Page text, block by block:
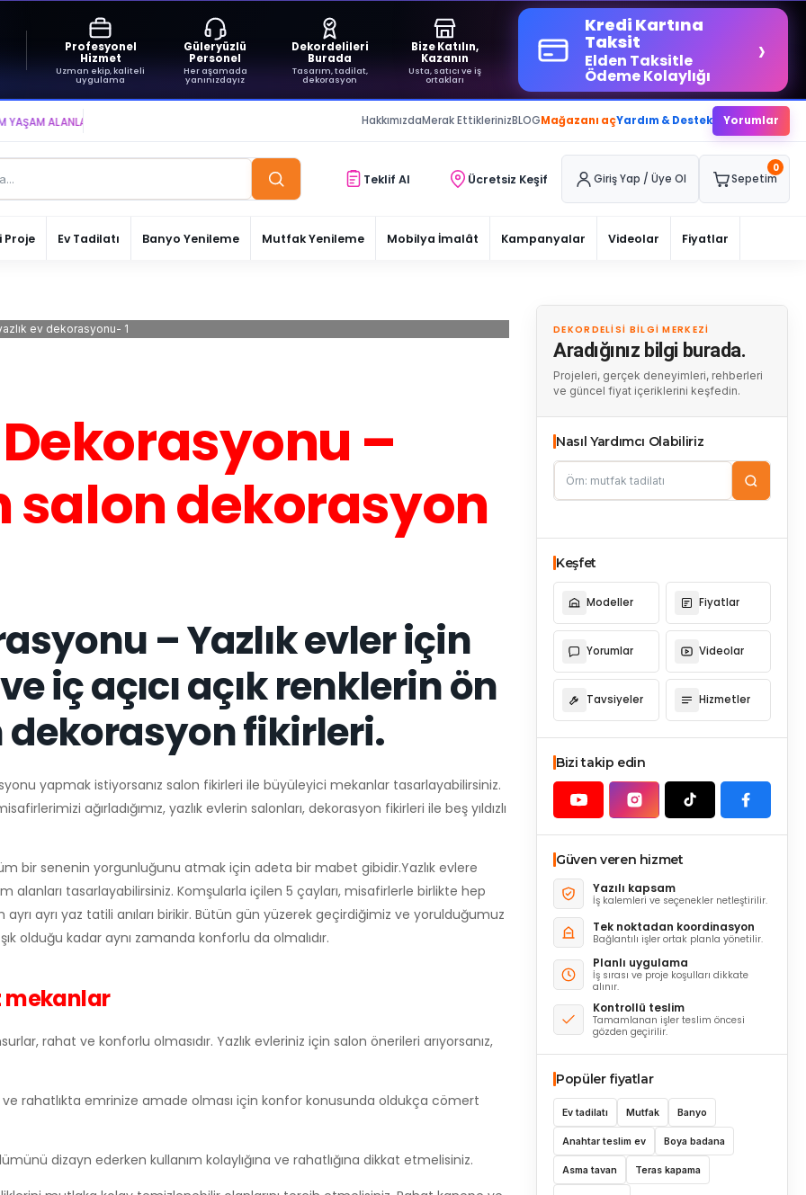
Profesyonel
Hizmet
Uzman ekip, kaliteli
uygulama
Güleryüzlü
Personel
Her aşamada
yanınızdayız
Dekordelileri
Burada
Tasarım, tadilat,
dekorasyon
Bize Katılın,
Kazanın
Usta, satıcı ve iş
ortakları
Kredi Kartına
Taksit
Elden Taksitle
Ödeme Kolaylığı
›
ALANLARI YARATIYOR VE YAŞATIYORUZ ● BİZİMLE DAİMA KÂRDASINIZ...HakkımızdaMerak EttiklerinizBLOGMağazanı açYardım & Destek Yorumlar
Teklif Al Ücretsiz Keşif Giriş Yap / Üye Ol
0
Sepetim
Proje Ev Tadilatı Banyo Yenileme Mutfak Yenileme Mobilya İmalât Kampanyalar Videolar Fiyatlar
DEKORDELISI BILGI MERKEZI
Aradığınız bilgi burada.
Projeleri, gerçek deneyimleri, rehberleri
ve güncel fiyat içeriklerini keşfedin.
Nasıl Yardımcı Olabiliriz
Keşfet
Modeller Fiyatlar
Yorumlar Videolar
Tavsiyeler Hizmetler
Bizi takip edin
Güven veren hizmet
Yazılı kapsam
İş kalemleri ve seçenekler netleştirilir.
Tek noktadan koordinasyon
Bağlantılı işler ortak planla yönetilir.
Planlı uygulama
İş sırası ve proje koşulları dikkate
alınır.
Kontrollü teslim
Tamamlanan işler teslim öncesi
gözden geçirilir.
Popüler fiyatlar
Ev tadilatı Mutfak Banyo
Anahtar teslim ev Boya badana
Asma tavan Teras kapama
ev dekorasyonu- 1
Dekorasyonu –
salon dekorasyon
– Yazlık evler için
iç açıcı açık renklerin ön
fikirleri.
yapmak istiyorsanız salon fikirleri ile büyüleyici mekanlar tasarlayabilirsiniz.
ağırladığımız, yazlık evlerin salonları, dekorasyon fikirleri ile beş yıldızlı
bir senenin yorgunluğunu atmak için adeta bir mabet gibidir.Yazlık evlere
alanları tasarlayabilirsiniz. Komşularla içilen 5 çayları, misafirlerle birlikte hep
ayrı yaz tatili anıları birikir. Bütün gün yüzerek geçirdiğimiz ve yorulduğumuz
olduğu kadar aynı zamanda konforlu da olmalıdır.
mekanlar
rahat ve konforlu olmasıdır. Yazlık evleriniz için salon önerileri arıyorsanız,
ve rahatlıkta emrinize amade olması için konfor konusunda oldukça cömert
dizayn ederken kullanım kolaylığına ve rahatlığına dikkat etmelisiniz.